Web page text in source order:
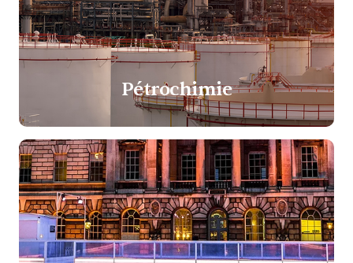
Pétrochimie